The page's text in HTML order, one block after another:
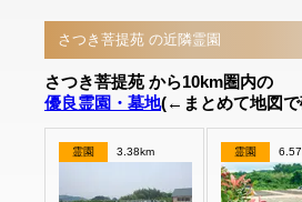
さつき菩提苑 の近隣霊園
さつき菩提苑 から10km圏内の
優良霊園・墓地(←まとめて地図で
霊園 3.38km 霊園